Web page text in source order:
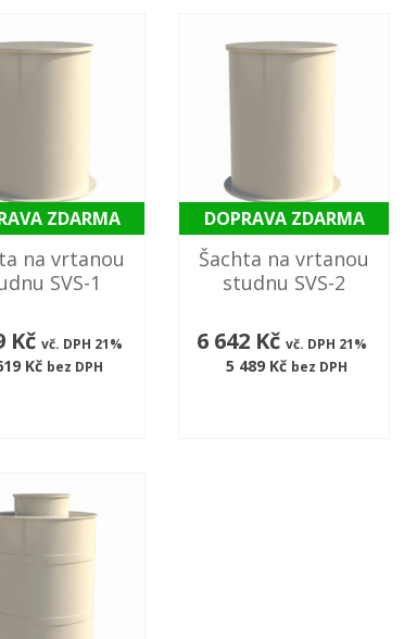
ZDARMA
na vrtanou
SVS-1
Kč vč. DPH 21%
Kč bez DPH
DOPRAVA ZDARMA
Šachta na vrtanou
studnu SVS-2
6 642 Kč vč. DPH 21%
5 489 Kč bez DPH